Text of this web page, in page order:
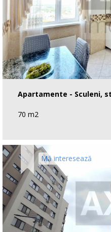
Apartamente - Sculeni,
70 m2
Mă interesează